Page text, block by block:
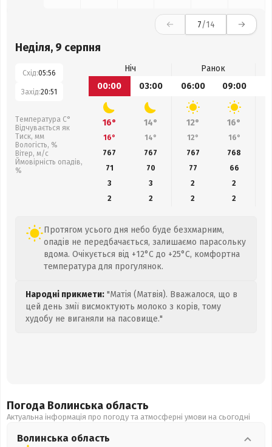
7/14
Неділя, 9 серпня
Схід:05:56
Захід:20:51
Температура С°
Відчувається як
Тиск, мм
Вологість, %
Вітер, м/с
Ймовірність опадів,
%
Ніч
Ранок
00:00
03:00 06:00 09:00
16° 14° 12° 16°
16° 14° 12° 16°
767
767 767 768
71
70 77 66
3
3 2
2
2
2 2 2
Протягом усього дня небо буде безхмарним,
опадів не передбачається, залишаємо парасольку
вдома. Очікується від +12°C до +25°C, комфортна
температура для прогулянок.
Народні прикмети: "Матія (Матвія). Вважалося, що в
цей день змії висмоктують молоко з корів, тому
худобу не виганяли на пасовище."
Погода Волинська область
Актуальна інформація про погоду та атмосферні умови на сьогодні
Волинська область